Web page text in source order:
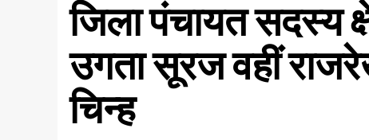
जिला पंचायत सदस्य
उगता सूरज वहीं
चिन्ह